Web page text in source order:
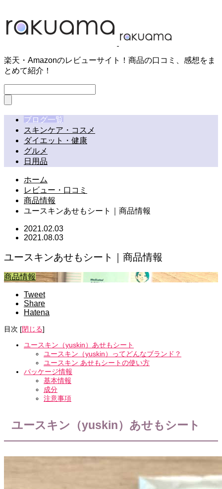
楽天・Amazonのレビューサイト！商品の口コミ、感想をま
とめて紹介！
ブログ一覧
スキンケア・コスメ
ダイエット・健康
グルメ
日用品
ホーム
レビュー・口コミ
商品情報
ユースキンあせもシート｜商品情報
2021.02.03
2021.08.03
ユースキンあせもシート｜商品情報
商品情報
Tweet
Share
Hatena
目次 [閉じる]
ユースキン（yuskin）あせもシート
ユースキン（yuskin）ってどんなブランド？
ユースキン あせもシートの使い方
パッケージ情報
基本情報
成分
注意事項
ユースキン（yuskin）あせもシート